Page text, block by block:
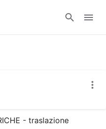
- traslazione